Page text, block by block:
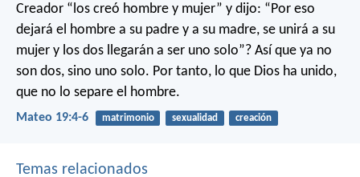
Creador “los creó hombre y mujer” y dijo: “Por eso
dejará el hombre a su padre y a su madre, se unirá a su
mujer y los dos llegarán a ser uno solo”? Así que ya no
son dos, sino uno solo. Por tanto, lo que Dios ha unido,
que no lo separe el hombre.
Mateo 19:4-6 matrimonio sexualidad creación
Temas relacionados